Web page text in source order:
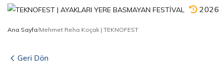
2026
Ana Sayfa/Mehmet Reha Koçak | TEKNOFEST
Geri Dön